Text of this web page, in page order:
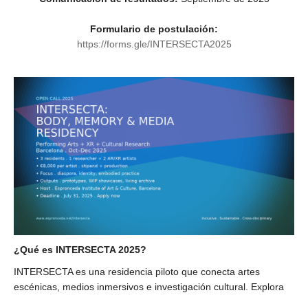
Formulario de postulación:
https://forms.gle/INTERSECTA2025
¿Qué es INTERSECTA 2025?
INTERSECTA es una residencia piloto que conecta artes
escénicas, medios inmersivos e investigación cultural. Explora